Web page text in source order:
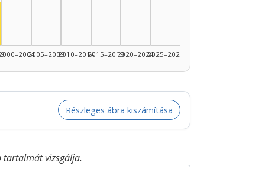
2005–20092010–20142015–20192020–20242025–2026
Részleges ábra kiszámítása
tartalmát vizsgálja.